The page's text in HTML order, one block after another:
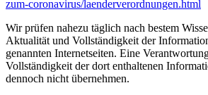
zum-coronavirus/­laenderverordnungen.html
Wir prüfen nahezu täglich nach bestem
Aktualität und Vollständigkeit der
genannten Internetseiten. Eine
Vollständigkeit der dort enthaltenen
dennoch nicht übernehmen.